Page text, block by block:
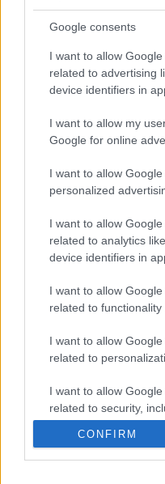
Google consents
I want to allow
related to advertising
device identifiers in
I want to allow my
Google for online
I want to allow
personalized
I want to allow
related to analytics
device identifiers in
I want to allow
related to
I want to allow
related to
I want to allow
related to security,
functionality and fraud
user protection.
CONFIRM
LEGOLVASOTTABB
A közgyűlés kiáll a Dráva
mellett
fejlesztési és innovációs
fizettek ki az NFKI Alapból
várja a